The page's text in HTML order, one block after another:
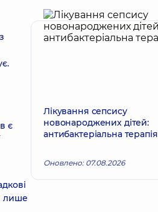
є
лише
Лікування сепсису
новонароджених дітей:
антибактеріальна терапія
Оновлено: 07.08.2026